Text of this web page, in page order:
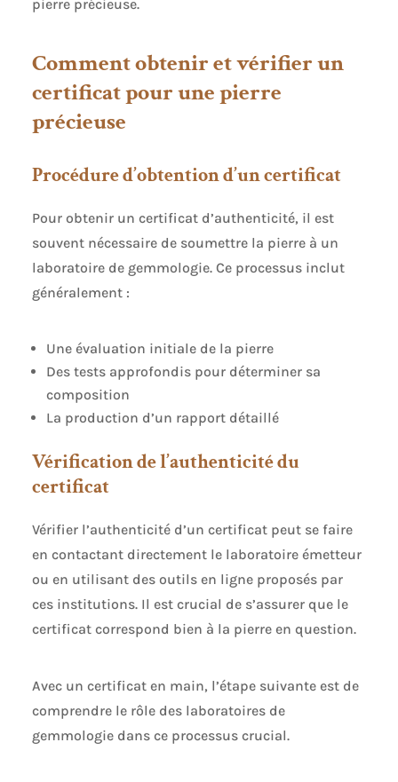
pierre précieuse.
Comment obtenir et vérifier un
certificat pour une pierre
précieuse
Procédure d’obtention d’un certificat
Pour obtenir un certificat d’authenticité, il est
souvent nécessaire de soumettre la pierre à un
laboratoire de gemmologie. Ce processus inclut
généralement :
Une évaluation initiale de la pierre
Des tests approfondis pour déterminer sa
composition
La production d’un rapport détaillé
Vérification de l’authenticité du
certificat
Vérifier l’authenticité d’un certificat peut se faire
en contactant directement le laboratoire émetteur
ou en utilisant des outils en ligne proposés par
ces institutions. Il est crucial de s’assurer que le
certificat correspond bien à la pierre en question.
Avec un certificat en main, l’étape suivante est de
comprendre le rôle des laboratoires de
gemmologie dans ce processus crucial.